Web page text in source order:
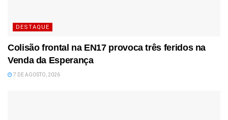
DESTAQUE
Colisão frontal na EN17 provoca três feridos na
Venda da Esperança
7 DE AGOSTO, 2026